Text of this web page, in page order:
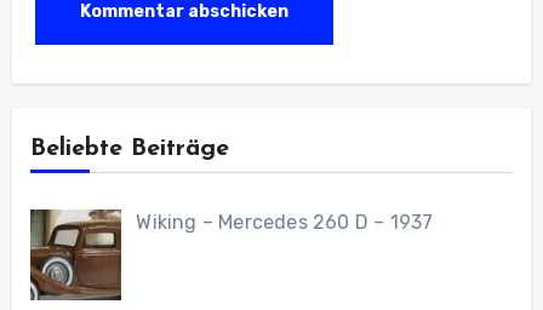
Beliebte Beiträge
Wiking – Mercedes 260 D – 1937